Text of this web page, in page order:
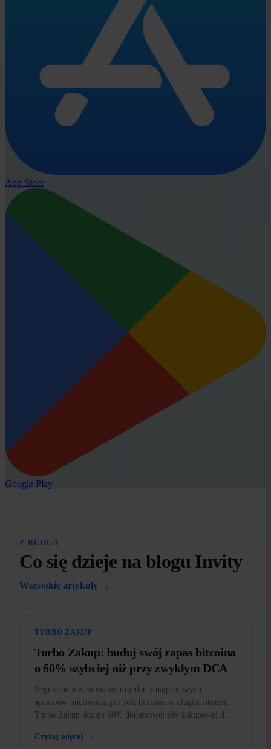
App Store
Google Play
Z BLOGA
Co się dzieje na blogu Invity
Wszystkie artykuły →
TURBO ZAKUP
Turbo Zakup: buduj swój zapas bitcoina
o 60% szybciej niż przy zwykłym DCA
Regularne inwestowanie to jeden z najprostszych
sposobów budowania portfela bitcoina w długim okresie.
Turbo Zakup dodaje 60% dodatkowej siły zakupowej do
Czytaj więcej →